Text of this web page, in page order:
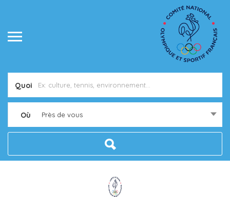
Quoi
Où Près de vous